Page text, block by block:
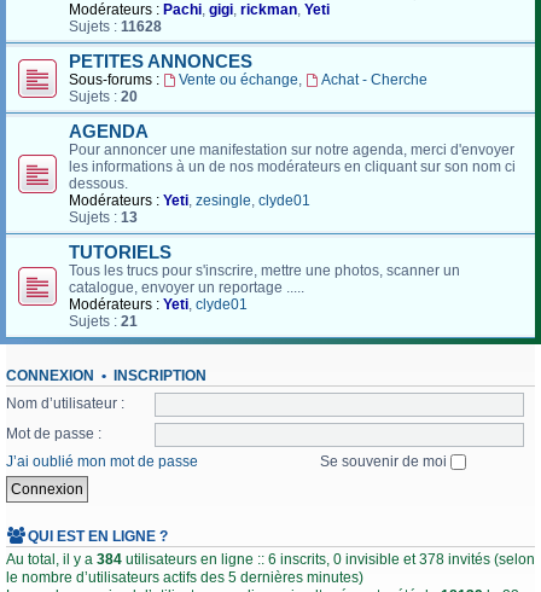
Modérateurs : Pachi, gigi, rickman, Yeti
Sujets : 11628
PETITES ANNONCES
Sous-forums : Vente ou échange,
Achat - Cherche
Sujets : 20
AGENDA
Pour annoncer une manifestation sur notre agenda, merci d'envoyer
les informations à un de nos modérateurs en cliquant sur son nom ci
dessous.
Modérateurs : Yeti, zesingle, clyde01
Sujets : 13
TUTORIELS
Tous les trucs pour s'inscrire, mettre une photos, scanner un
catalogue, envoyer un reportage .....
Modérateurs : Yeti, clyde01
Sujets : 21
CONNEXION • INSCRIPTION
Nom d’utilisateur :
Mot de passe :
J’ai oublié mon mot de passe
Se souvenir de moi
QUI EST EN LIGNE ?
Au total, il y a 384 utilisateurs en ligne :: 6 inscrits, 0 invisible et 378 invités (selon
le nombre d’utilisateurs actifs des 5 dernières minutes)